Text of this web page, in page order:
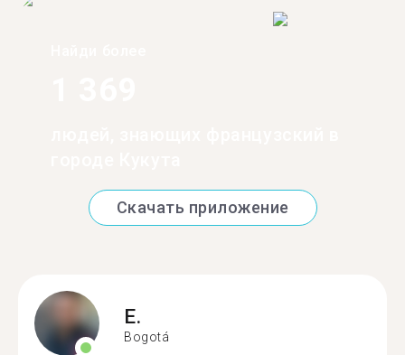
Скачать приложение
E.
Bogotá